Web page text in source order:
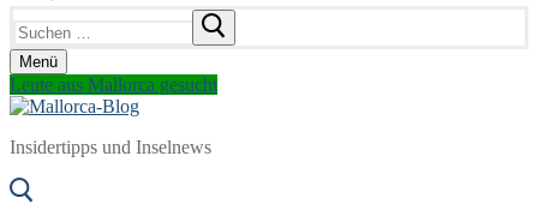
nach:
Menü
Leute aus Mallorca gesucht
Insidertipps und Inselnews